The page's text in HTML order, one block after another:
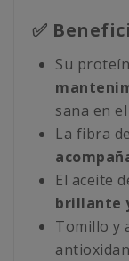
✅
Su
sana en
La fibra
El aceite
brillante
Tomillo y